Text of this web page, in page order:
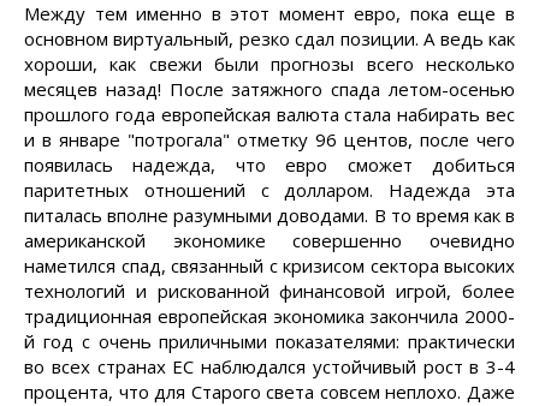
Между тем именно в этот момент евро, пока еще в
основном виртуальный, резко сдал позиции. А ведь как
хороши, как свежи были прогнозы всего несколько
месяцев назад! После затяжного спада летом-осенью
прошлого года европейская валюта стала набирать вес
и в январе "потрогала" отметку 96 центов, после чего
появилась надежда, что евро сможет добиться
паритетных отношений с долларом. Надежда эта
питалась вполне разумными доводами. В то время как в
американской экономике совершенно очевидно
наметился спад, связанный с кризисом сектора высоких
технологий и рискованной финансовой игрой, более
традиционная европейская экономика закончила 2000-
й год с очень приличными показателями: практически
во всех странах ЕС наблюдался устойчивый рост в 3-4
процента, что для Старого света совсем неплохо. Даже